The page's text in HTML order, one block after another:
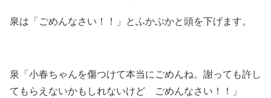
泉は「ごめんなさい！！」とふかぶかと頭を下げます。
泉「小春ちゃんを傷つけて本当にごめんね。謝っても許し
てもらえないかもしれないけど ごめんなさい！！」